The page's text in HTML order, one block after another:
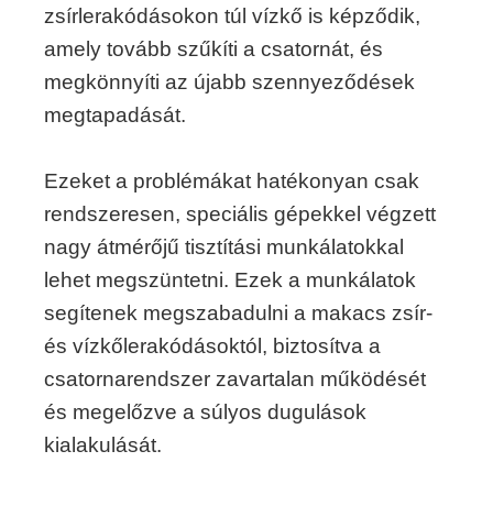
zsírlerakódásokon túl vízkő is képződik,
amely tovább szűkíti a csatornát, és
megkönnyíti az újabb szennyeződések
megtapadását.
Ezeket a problémákat hatékonyan csak
rendszeresen, speciális gépekkel végzett
nagy átmérőjű tisztítási munkálatokkal
lehet megszüntetni. Ezek a munkálatok
segítenek megszabadulni a makacs zsír-
és vízkőlerakódásoktól, biztosítva a
csatornarendszer zavartalan működését
és megelőzve a súlyos dugulások
kialakulását.